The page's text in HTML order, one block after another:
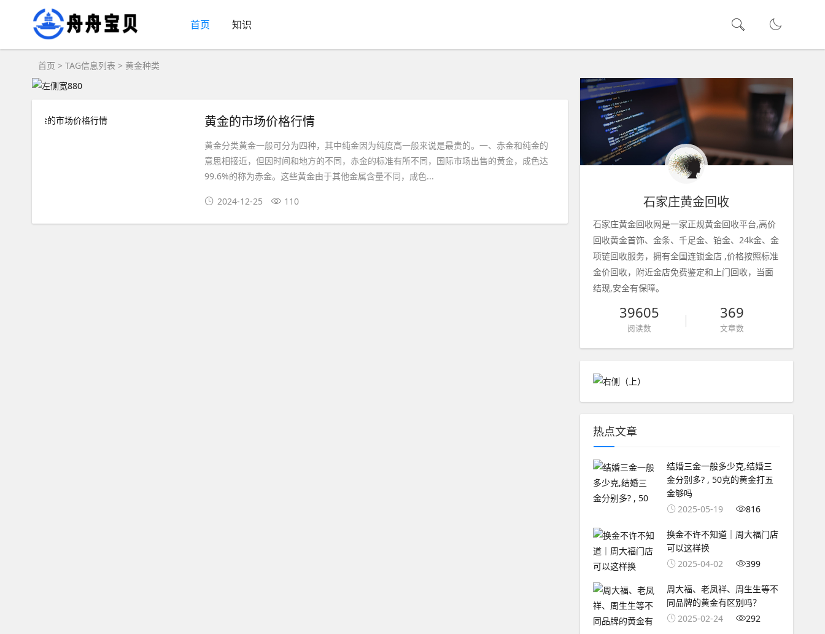
首页 知识
首页 > TAG信息列表 > 黄金种类
黄金的市场价格行情
黄金分类黄金一般可分为四种，其中纯金因为纯度高一般来说是最贵的。一、赤金和纯金的
意思相接近，但因时间和地方的不同，赤金的标准有所不同，国际市场出售的黄金，成色达
99.6%的称为赤金。这些黄金由于其他金属含量不同，成色...
2024-12-25 110 石家庄黄金回收
石家庄黄金回收网是一家正规黄金回收平台,高价
回收黄金首饰、金条、千足金、铂金、24k金、金
项链回收服务，拥有全国连锁金店 ,价格按照标准
金价回收，附近金店免费鉴定和上门回收，当面
结现,安全有保障。
39605
阅读数
369
文章数
热点文章
结婚三金一般多少克,结婚三
金分别多? , 50克的黄金打五
金够吗
2025-05-19
816
换金不许不知道｜周大福门店
可以这样换
2025-04-02
399
周大福、老凤祥、周生生等不
同品牌的黄金有区别吗？
2025-02-24
292